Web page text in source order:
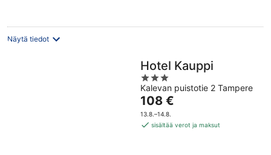
Näytä tiedot
Hotel Kauppi
3
out
of
5
Kalevan puistotie 2 Tampere
Hinta
on
108 €
108 €
13.8.–14.8.
sisältää verot ja maksut